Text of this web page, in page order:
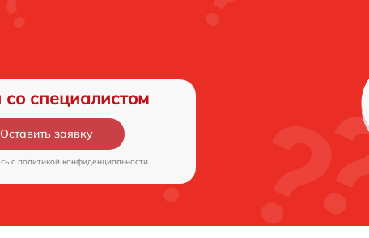
со специалистом
Оставить заявку
c политикой конфиденциальности